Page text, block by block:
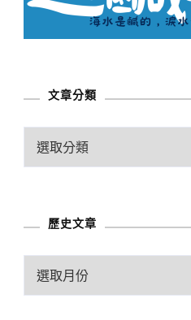
文章分類
歷史文章